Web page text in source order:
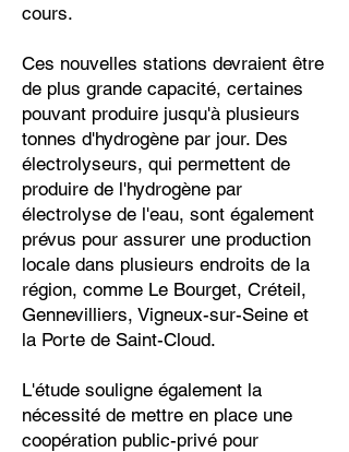
cours.
Ces nouvelles stations devraient être
de plus grande capacité, certaines
pouvant produire jusqu'à plusieurs
tonnes d'hydrogène par jour. Des
électrolyseurs, qui permettent de
produire de l'hydrogène par
électrolyse de l'eau, sont également
prévus pour assurer une production
locale dans plusieurs endroits de la
région, comme Le Bourget, Créteil,
Gennevilliers, Vigneux-sur-Seine et
la Porte de Saint-Cloud.
L'étude souligne également la
nécessité de mettre en place une
coopération public-privé pour